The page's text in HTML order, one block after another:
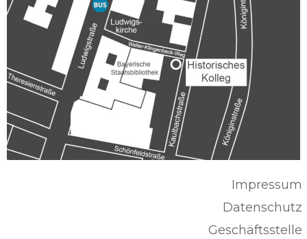
Impressum
Datenschutz
Geschäftsstelle